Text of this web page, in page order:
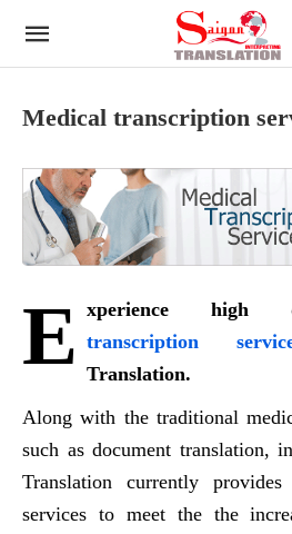
Medical transcription
E xperience high
transcription
Translation.
Along with the traditional
such as document translation,
Translation currently
services to meet the the